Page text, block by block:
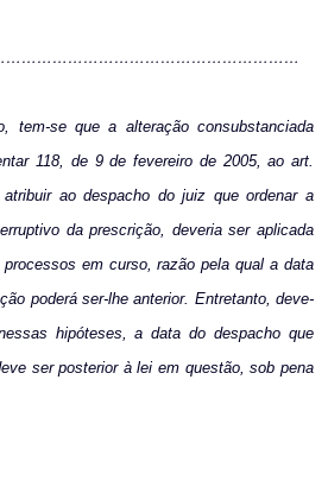
tem-se que a alteração consubstanciada
118, de 9 de fevereiro de 2005, ao art.
ao despacho do juiz que ordenar a
da prescrição, deveria ser aplicada
em curso, razão pela qual a data
poderá ser-lhe anterior. Entretanto, deve-
hipóteses, a data do despacho que
ser posterior à lei em questão, sob pena